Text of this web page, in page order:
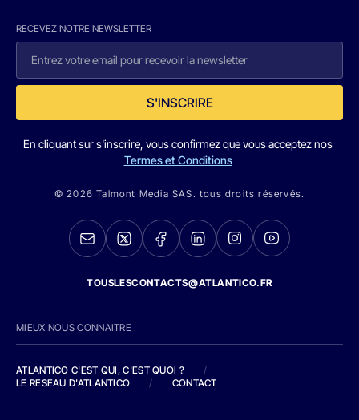
RECEVEZ NOTRE NEWSLETTER
S'INSCRIRE
En cliquant sur s'inscrire, vous confirmez que vous acceptez nos
Termes et Conditions
© 2026 Talmont Media SAS. tous droits réservés.
TOUSLESCONTACTS@ATLANTICO.FR
MIEUX NOUS CONNAITRE
ATLANTICO C'EST QUI, C'EST QUOI ?
/
LE RESEAU D'ATLANTICO
/ CONTACT